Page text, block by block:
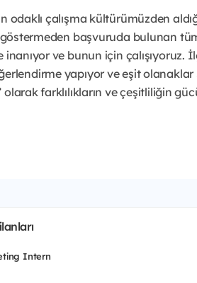
odaklı çalışma kültürümüzden
başvuruda bulunan
inanıyor ve bunun için
yapıyor ve eşit
olarak farklılıkların ve çeşitliliğin
Intern